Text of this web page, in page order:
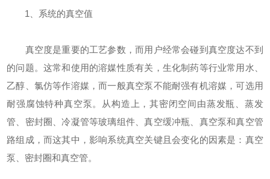
1、系统的真空值
真空度是重要的工艺参数，而用户经常会碰到真空度达不到
的问题。这常和使用的溶媒性质有关，生化制药等行业常用水、
乙醇、氯仿等作溶媒，而一般真空泵不能耐强有机溶媒，可选用
耐强腐蚀特种真空泵。从构造上，其密闭空间由蒸发瓶、蒸发
管、密封圈、冷凝管等玻璃组件、真空缓冲瓶、真空泵和真空管
路组成，而这其中，影响系统真空关键且会变化的因素是：真空
泵、密封圈和真空管。